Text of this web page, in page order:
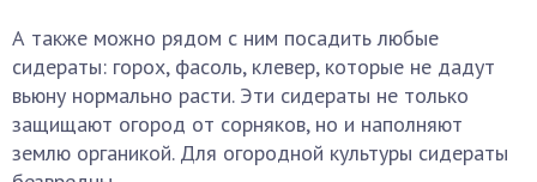
А также можно рядом с ним посадить любые
сидераты: горох, фасоль, клевер, которые не дадут
вьюну нормально расти. Эти сидераты не только
защищают огород от сорняков, но и наполняют
землю органикой. Для огородной культуры сидераты